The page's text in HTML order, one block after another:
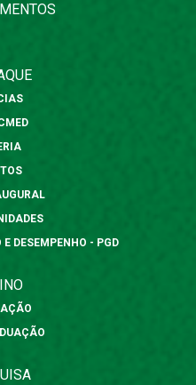
DESEMPENHO - PGD